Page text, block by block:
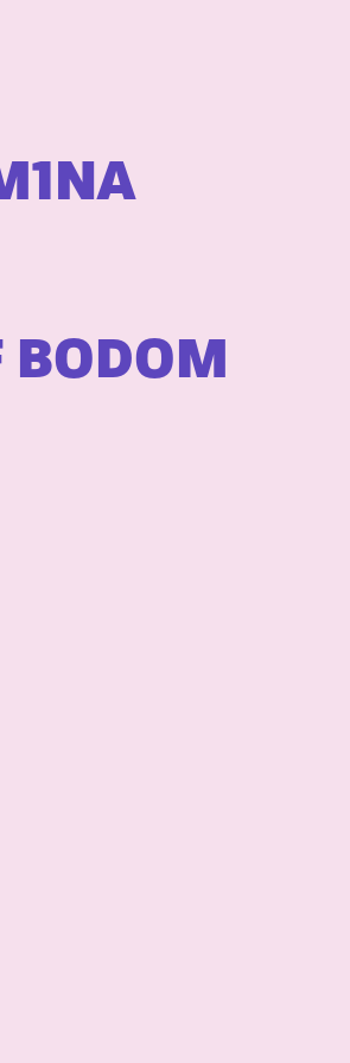
BODOM